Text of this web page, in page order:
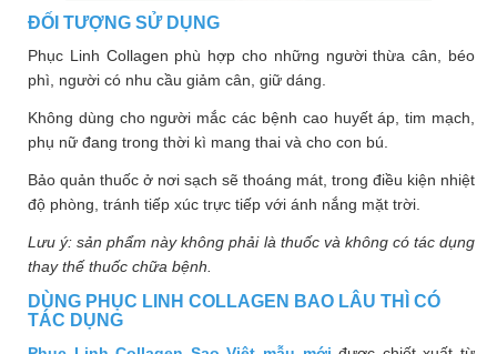
ĐỐI TƯỢNG SỬ DỤNG
Phục Linh Collagen phù hợp cho những người thừa cân, béo
phì, người có nhu cầu giảm cân, giữ dáng.
Không dùng cho người mắc các bệnh cao huyết áp, tim mạch,
phụ nữ đang trong thời kì mang thai và cho con bú.
Bảo quản thuốc ở nơi sạch sẽ thoáng mát, trong điều kiện nhiệt
độ phòng, tránh tiếp xúc trực tiếp với ánh nắng mặt trời.
Lưu ý: sản phẩm này không phải là thuốc và không có tác dụng
thay thế thuốc chữa bệnh.
DÙNG PHỤC LINH COLLAGEN BAO LÂU THÌ CÓ
TÁC DỤNG